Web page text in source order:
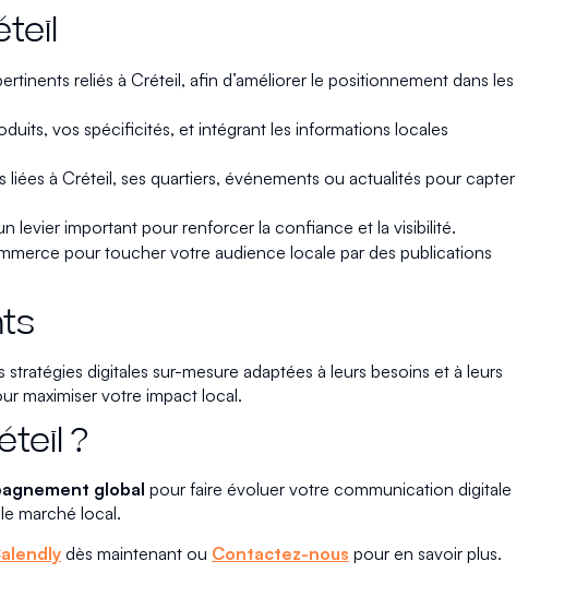
reliés à Créteil, afin d’améliorer le positionnement dans les
vos spécificités, et intégrant les informations locales
à Créteil, ses quartiers, événements ou actualités pour capter
levier important pour renforcer la confiance et la visibilité.
pour toucher votre audience locale par des publications
digitales sur-mesure adaptées à leurs besoins et à leurs
maximiser votre impact local.
?
global pour faire évoluer votre communication digitale
marché local.
dès maintenant ou Contactez-nous pour en savoir plus.